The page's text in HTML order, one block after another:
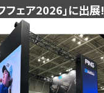
フェア2026」に出展!